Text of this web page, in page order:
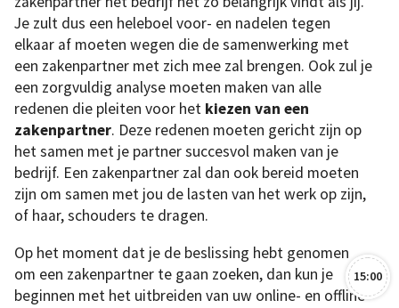
Je zult dus een heleboel voor- en nadelen tegen
elkaar af moeten wegen die de samenwerking met
een zakenpartner met zich mee zal brengen. Ook zul je
een zorgvuldig analyse moeten maken van alle
redenen die pleiten voor het kiezen van een
zakenpartner. Deze redenen moeten gericht zijn op
het samen met je partner succesvol maken van je
bedrijf. Een zakenpartner zal dan ook bereid moeten
zijn om samen met jou de lasten van het werk op zijn,
of haar, schouders te dragen.
Op het moment dat je de beslissing hebt genomen
om een zaken​​partner te gaan zoeken, dan kun je
beginnen met het uitbreiden van uw online- en offline
15:00